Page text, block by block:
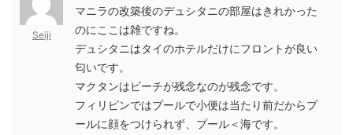
Seiji
マニラの改築後のデュシタニの部屋はきれかった
のにここは雑ですね。
デュシタニはタイのホテルだけにフロントが良い
匂いです。
マクタンはビーチが残念なのが残念です。
フィリピンではプールで小便は当たり前だからプ
ールに顔をつけられず、プール＜海です。